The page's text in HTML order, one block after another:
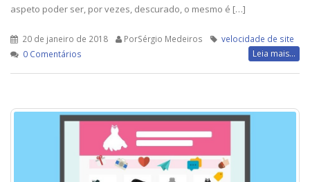
aspeto poder ser, por vezes, descurado, o mesmo é […]
20 de janeiro de 2018 PorSérgio Medeiros
velocidade de site
0 Comentários
Leia mais...